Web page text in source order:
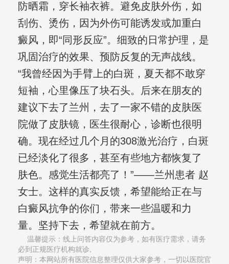
防晒霜，穿长袖衣裤。避免皮肤外伤，如
刮伤、烫伤，因为外伤可能诱发或加重白
癜风，即“同形反应”。细致的日常护理，是
巩固治疗的效果、预防反复的无声战线。
“我曾经因为手臂上的白斑，夏天都不敢穿
短袖，心里像压了块石头。后来在朋友的
建议下去了兰州，去了一家不错的皮肤医
院做了皮肤镜，医生很耐心，诊断也很明
确。现在经过几个月的308激光治疗，白斑
已经淡化了很多，甚至有些地方都恢复了
肤色。感觉生活都亮了！”——兰州患者 赵
女士。这样的真实反馈，希望能给正在与
白癜风抗争的你们，带来一些温暖和力
量。坚持下去，希望就在前方。
温馨提示：线上问答内容仅为参考，如有医疗需求，请务
必到正规医疗机构就诊,
声明：本网站所有医院信息整理仅供大家参考，一切以医院官